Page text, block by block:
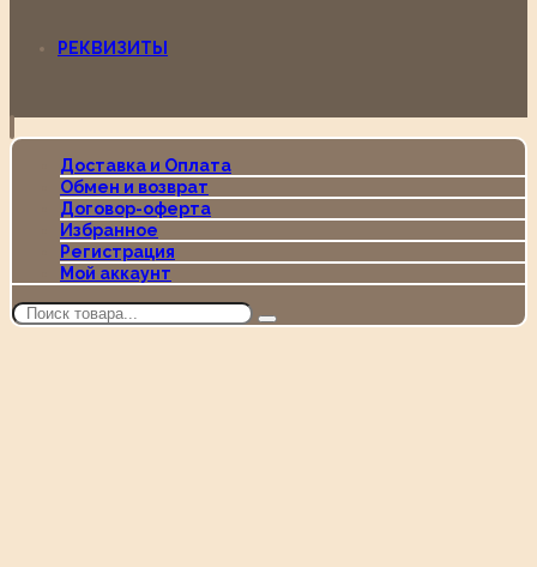
РЕКВИЗИТЫ
Доставка и Оплата
Обмен и возврат
Договор-оферта
Избранное
Регистрация
Мой аккаунт